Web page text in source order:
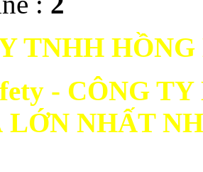
TNHH
- CÔNG
LỚN NHẤT